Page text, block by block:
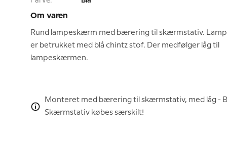
Om varen
Rund lampeskærm med bærering til skærmstativ.
er betrukket med blå chintz stof. Der medfølger låg til
lampeskærmen.
Monteret med bærering til skærmstativ, med låg -
Skærmstativ købes særskilt!